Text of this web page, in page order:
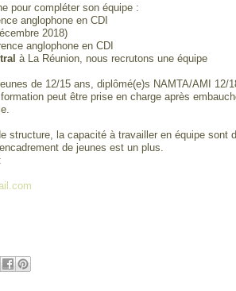
pour compléter son équipe :
anglophone en CDI
2018)
anglophone en CDI
à La Réunion, nous recrutons une équipe
de 12/15 ans, diplômé(e)s NAMTA/AMI 12/
peut être prise en charge après
structure, la capacité à travailler en équipe sont
de jeunes est un plus.